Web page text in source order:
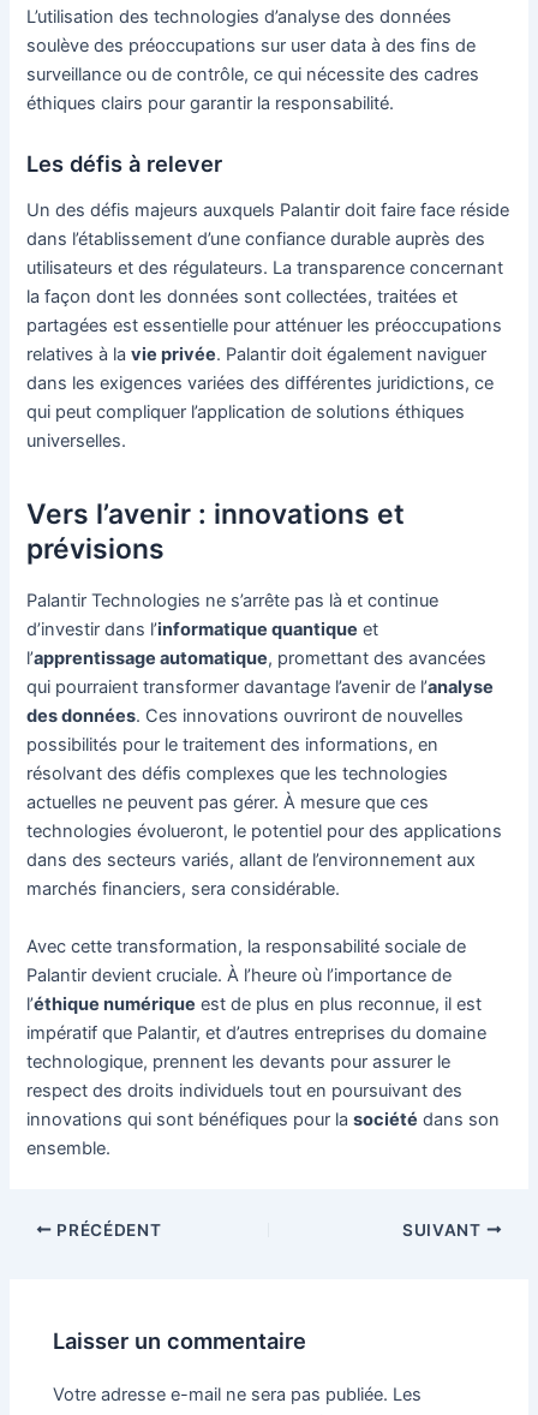
L’utilisation des technologies d’analyse des données
soulève des préoccupations sur user data à des fins de
surveillance ou de contrôle, ce qui nécessite des cadres
éthiques clairs pour garantir la responsabilité.
Les défis à relever
Un des défis majeurs auxquels Palantir doit faire face réside
dans l’établissement d’une confiance durable auprès des
utilisateurs et des régulateurs. La transparence concernant
la façon dont les données sont collectées, traitées et
partagées est essentielle pour atténuer les préoccupations
relatives à lavie privée. Palantir doit également naviguer
dans les exigences variées des différentes juridictions, ce
qui peut compliquer l’application de solutions éthiques
universelles.
Vers l’avenir : innovations et
prévisions
Palantir Technologies ne s’arrête pas là et continue
d’investir dans l’informatique quantique et
l’apprentissage automatique, promettant des avancées
qui pourraient transformer davantage l’avenir de l’analyse
des données. Ces innovations ouvriront de nouvelles
possibilités pour le traitement des informations, en
résolvant des défis complexes que les technologies
actuelles ne peuvent pas gérer. À mesure que ces
technologies évolueront, le potentiel pour des applications
dans des secteurs variés, allant de l’environnement aux
marchés financiers, sera considérable.
Avec cette transformation, la responsabilité sociale de
Palantir devient cruciale. À l’heure où l’importance de
l’éthique numérique est de plus en plus reconnue, il est
impératif que Palantir, et d’autres entreprises du domaine
technologique, prennent les devants pour assurer le
respect des droits individuels tout en poursuivant des
innovations qui sont bénéfiques pour lasociété dans son
ensemble.
NavigationPRÉCÉDENT SUIVANT
Laisser un commentaire
Votre adresse e-mail ne sera pas publiée. Les